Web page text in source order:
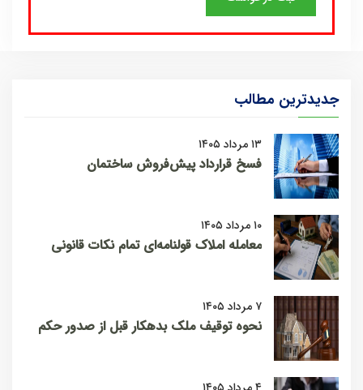
جدیدترین مطالب
۱۳ مرداد ۱۴۰۵
فسخ قرارداد پیش‌فروش ساختمان
۱۰ مرداد ۱۴۰۵
معامله املاک قولنامه‌ای تمام نکات قانونی
۷ مرداد ۱۴۰۵
نحوه توقیف ملک بدهکار قبل از صدور حکم